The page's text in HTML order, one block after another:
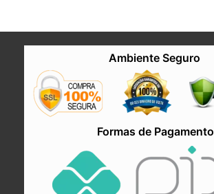
Ambiente Seguro
Formas de Pagamento